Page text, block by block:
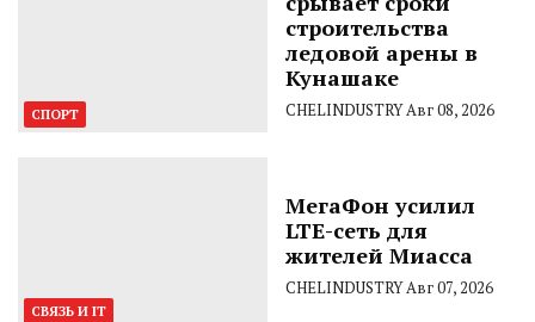
СПОРТ
строительства
ледовой арены в
Кунашаке
CHELINDUSTRYАвг 08, 2026
СВЯЗЬ И IT
МегаФон усилил
LTE-сеть для
жителей Миасса
CHELINDUSTRYАвг 07, 2026